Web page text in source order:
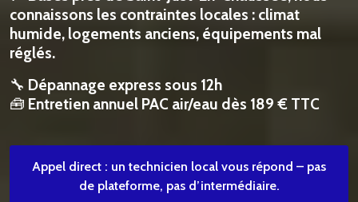
connaissons les contraintes locales : climat
humide, logements anciens, équipements mal
réglés.
🔧 Dépannage express sous 12h
🧰 Entretien annuel PAC air/eau dès 189 € TTC
Appel direct : un technicien local vous répond – pas
de plateforme, pas d’intermédiaire.